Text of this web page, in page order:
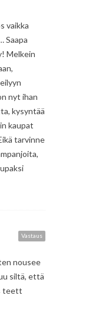
vaikka
Saapa
Melkein
nyt ihan
kysyntää
kaupat
tarvinne
Vastaus
nousee
siltä, että
teett